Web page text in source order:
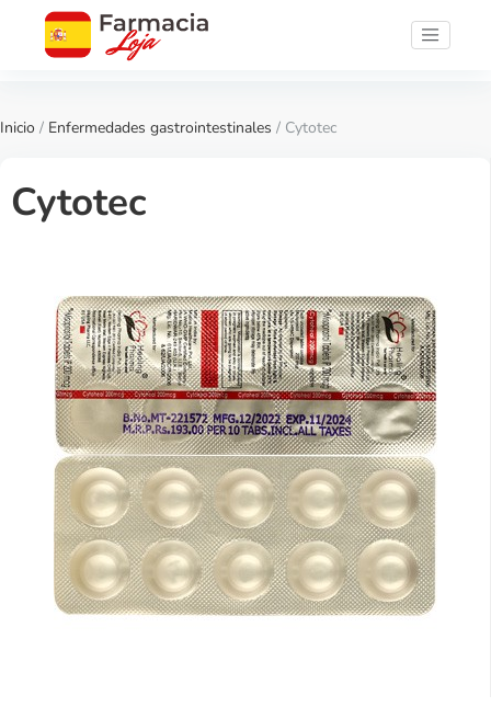
Inicio / Enfermedades gastrointestinales / Cytotec
Cytotec